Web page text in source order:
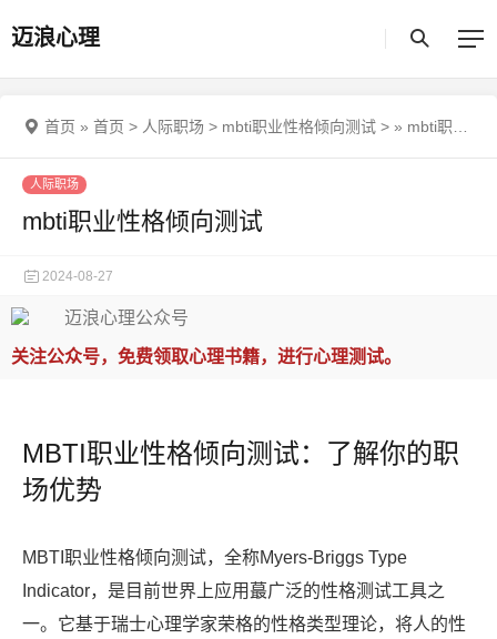
迈浪心理
首页 » 首页 > 人际职场 > mbti职业性格倾向测试 > » mbti职业性格倾向测试
人际职场
mbti职业性格倾向测试
2024-08-27
关注公众号，免费领取心理书籍，进行心理测试。
MBTI职业性格倾向测试：了解你的职
场优势
MBTI职业性格倾向测试，全称Myers-Briggs Type
Indicator，是目前世界上应用蕞广泛的性格测试工具之
一。它基于瑞士心理学家荣格的性格类型理论，将人的性